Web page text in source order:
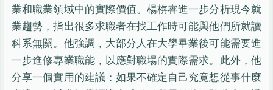
業和職業領域中的實際價值。楊栴睿進一步分析現今就
業趨勢，指出很多求職者在找工作時可能與他們所就讀
科系無關。他強調，大部分人在大學畢業後可能需要進
一步進修專業職能，以應對職場的實際需求。此外，他
分享一個實用的建議：如果不確定自己究竟想從事什麼